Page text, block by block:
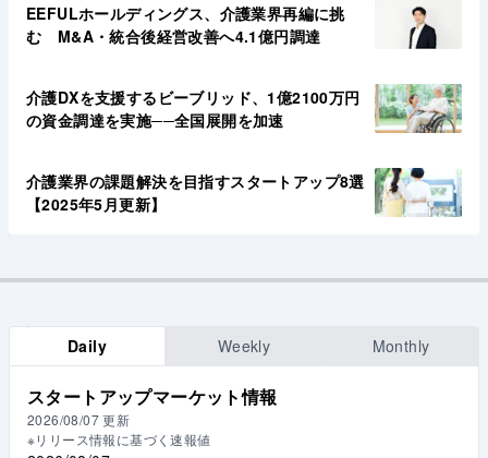
EEFULホールディングス、介護業界再編に挑
む M&A・統合後経営改善へ4.1億円調達
介護DXを支援するビーブリッド、1億2100万円
の資金調達を実施──全国展開を加速
介護業界の課題解決を目指すスタートアップ8選
【2025年5月更新】
Daily Weekly Monthly
スタートアップマーケット情報
2026/08/07 更新
※リリース情報に基づく速報値